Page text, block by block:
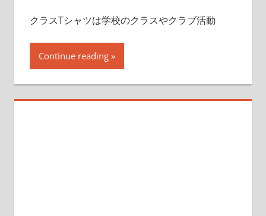
クラスTシャツは学校のクラスやクラブ活動
Continue reading